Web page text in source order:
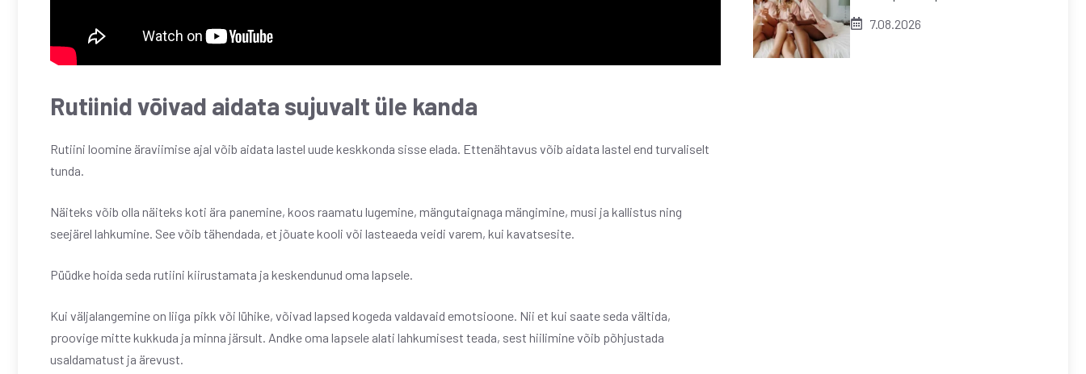
Rutiinid võivad aidata sujuvalt üle kanda
Rutiini loomine äraviimise ajal võib aidata lastel uude keskkonda sisse elada. Ettenähtavus võib aidata lastel end turvaliselt
tunda.
Näiteks võib olla näiteks koti ära panemine, koos raamatu lugemine, mängutaignaga mängimine, musi ja kallistus ning
seejärel lahkumine. See võib tähendada, et jõuate kooli või lasteaeda veidi varem, kui kavatsesite.
Püüdke hoida seda rutiini kiirustamata ja keskendunud oma lapsele.
Kui väljalangemine on liiga pikk või lühike, võivad lapsed kogeda valdavaid emotsioone. Nii et kui saate seda vältida,
proovige mitte kukkuda ja minna järsult. Andke oma lapsele alati lahkumisest teada, sest hiilimine võib põhjustada
usaldamatust ja ärevust.
7.08.2026